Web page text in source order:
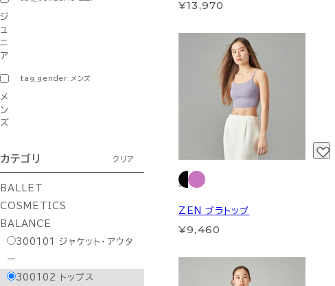
ジ
ュ
ニ
ア
tag_gender:メンズ
メ
ン
ズ
カテゴリ クリア
BALLET
COSMETICS
BALANCE
300101
ジャケット・アウタ
ー
300102
トップス
¥13,970
ZEN ブラトップ
¥9,460